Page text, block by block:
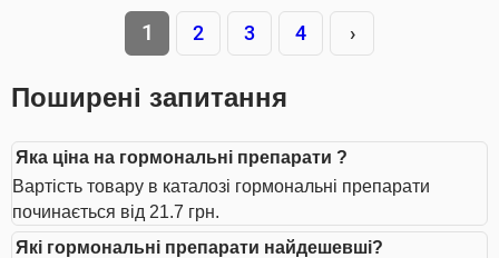
1 2 3 4 ›
Поширені запитання
Яка ціна на гормональні препарати ?
Вартість товару в каталозі гормональні препарати
починається від 21.7 грн.
Які гормональні препарати найдешевші?